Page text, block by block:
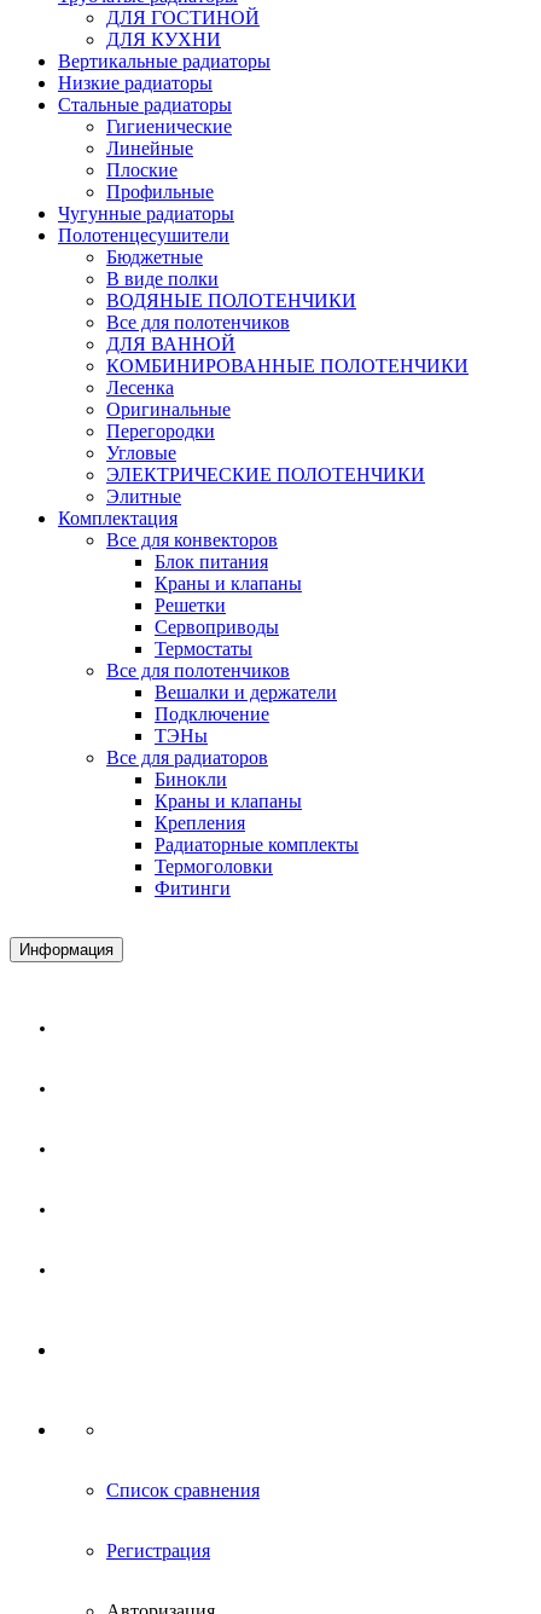
ДЛЯ ГОСТИНОЙ
ДЛЯ КУХНИ
Вертикальные радиаторы
Низкие радиаторы
Стальные радиаторы
Гигиенические
Линейные
Плоские
Профильные
Чугунные радиаторы
Полотенцесушители
Бюджетные
В виде полки
ВОДЯНЫЕ ПОЛОТЕНЧИКИ
Все для полотенчиков
ДЛЯ ВАННОЙ
КОМБИНИРОВАННЫЕ ПОЛОТЕНЧИКИ
Лесенка
Оригинальные
Перегородки
Угловые
ЭЛЕКТРИЧЕСКИЕ ПОЛОТЕНЧИКИ
Элитные
Комплектация
Все для конвекторов
Блок питания
Краны и клапаны
Решетки
Сервоприводы
Термостаты
Все для полотенчиков
Вешалки и держатели
Подключение
ТЭНы
Все для радиаторов
Бинокли
Краны и клапаны
Крепления
Радиаторные комплекты
Термоголовки
Фитинги
Информация
Список сравнения
Регистрация